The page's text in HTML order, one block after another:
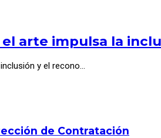
arte impulsa la
y el recono…
de Contratación